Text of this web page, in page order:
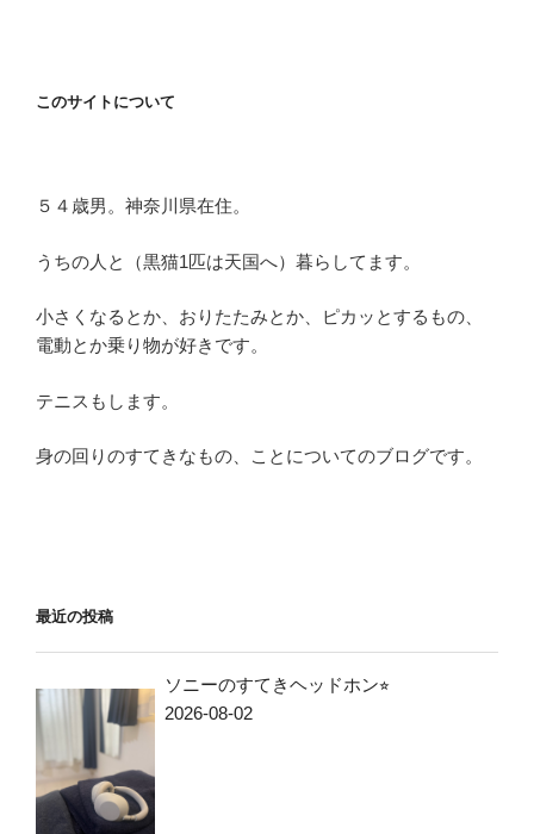
シ
このサイトについて
５４歳男。神奈川県在住。
うちの人と（黒猫1匹は天国へ）暮らしてます。
小さくなるとか、おりたたみとか、ピカッとするもの、
電動とか乗り物が好きです。
テニスもします。
身の回りのすてきなもの、ことについてのブログです。
最近の投稿
ソニーのすてきヘッドホン⭐︎
2026-08-02